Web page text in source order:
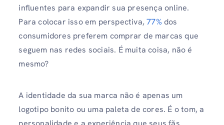
influentes para expandir sua presença online.
Para colocar isso em perspectiva,77% dos
consumidores preferem comprar de marcas que
seguem nas redes sociais. É muita coisa, não é
mesmo?
A identidade da sua marca não é apenas um
logotipo bonito ou uma paleta de cores. É o tom, a